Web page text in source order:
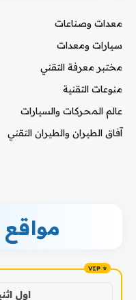
معدات وصناعات
سيارات ومعدات
مختبر معرفة التقني
منوعات التقنية
عالم المحركات والسيارات
آفاق الطيران والطيران التقني
اول